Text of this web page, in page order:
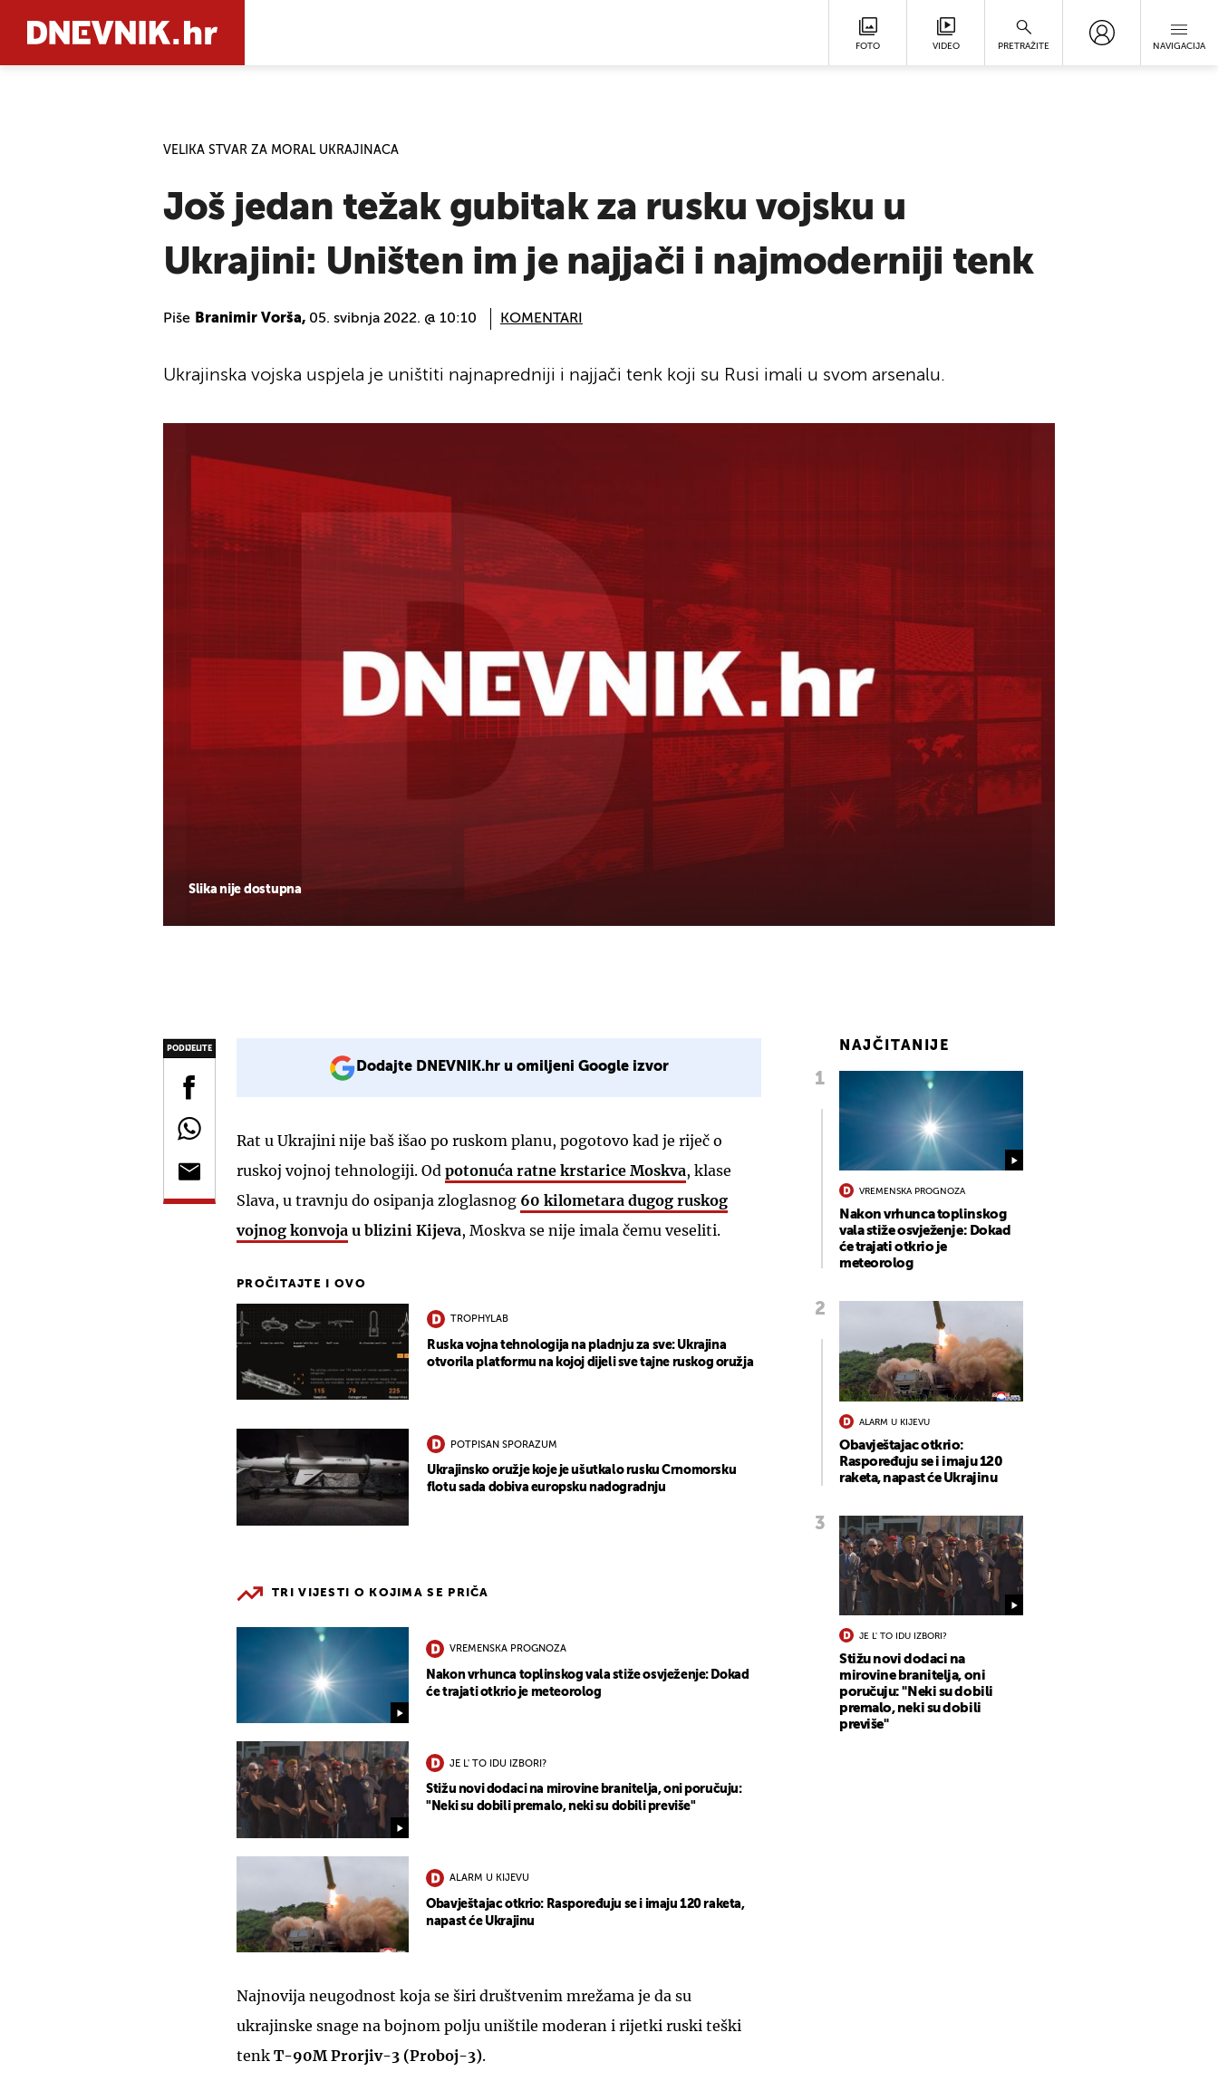
FOTO VIDEO PRETRAŽITE NAVIGACIJA
VELIKA STVAR ZA MORAL UKRAJINACA
Još jedan težak gubitak za rusku vojsku u
Ukrajini: Uništen im je najjači i najmoderniji tenk
Piše Branimir Vorša, 05. svibnja 2022. @ 10:10 KOMENTARI
Slika nije dostupna
Ukrajinska vojska uspjela je uništiti najnapredniji i najjači tenk koji su Rusi imali u svom arsenalu.
PODIJELITE
Dodajte DNEVNIK.hr u omiljeni Google izvor
Rat u Ukrajini nije baš išao po ruskom planu, pogotovo kad je riječ o
ruskoj vojnoj tehnologiji. Od potonuća ratne krstarice Moskva, klase
Slava, u travnju do osipanja zloglasnog 60 kilometara dugog ruskog
vojnog konvoja u blizini Kijeva, Moskva se nije imala čemu veseliti.
PROČITAJTE I OVO
TROPHYLAB
Ruska vojna tehnologija na pladnju za sve: Ukrajina
otvorila platformu na kojoj dijeli sve tajne ruskog oružja
POTPISAN SPORAZUM
Ukrajinsko oružje koje je ušutkalo rusku Crnomorsku
flotu sada dobiva europsku nadogradnju
TRI VIJESTI O KOJIMA SE PRIČA
VREMENSKA PROGNOZA
Nakon vrhunca toplinskog vala stiže osvježenje: Dokad
će trajati otkrio je meteorolog
JE L' TO IDU IZBORI?
Stižu novi dodaci na mirovine branitelja, oni poručuju:
"Neki su dobili premalo, neki su dobili previše"
ALARM U KIJEVU
Obavještajac otkrio: Raspoređuju se i imaju 120 raketa,
napast će Ukrajinu
Najnovija neugodnost koja se širi društvenim mrežama je da su
ukrajinske snage na bojnom polju uništile moderan i rijetki ruski teški
tenk T-90M Prorjiv-3 (Proboj-3).
NAJČITANIJE
VREMENSKA PROGNOZA
Nakon vrhunca toplinskog
vala stiže osvježenje: Dokad
će trajati otkrio je
meteorolog
ALARM U KIJEVU
Obavještajac otkrio:
Raspoređuju se i imaju 120
raketa, napast će Ukrajinu
JE L' TO IDU IZBORI?
Stižu novi dodaci na
mirovine branitelja, oni
poručuju: "Neki su dobili
premalo, neki su dobili
previše"